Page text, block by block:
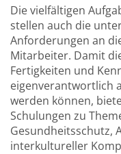
Die vielfältigen
stellen auch die
Anforderungen an
Mitarbeiter. Damit
Fertigkeiten und
eigenverantwortlich
werden können,
Schulungen zu
Gesundheitsschutz,
interkultureller